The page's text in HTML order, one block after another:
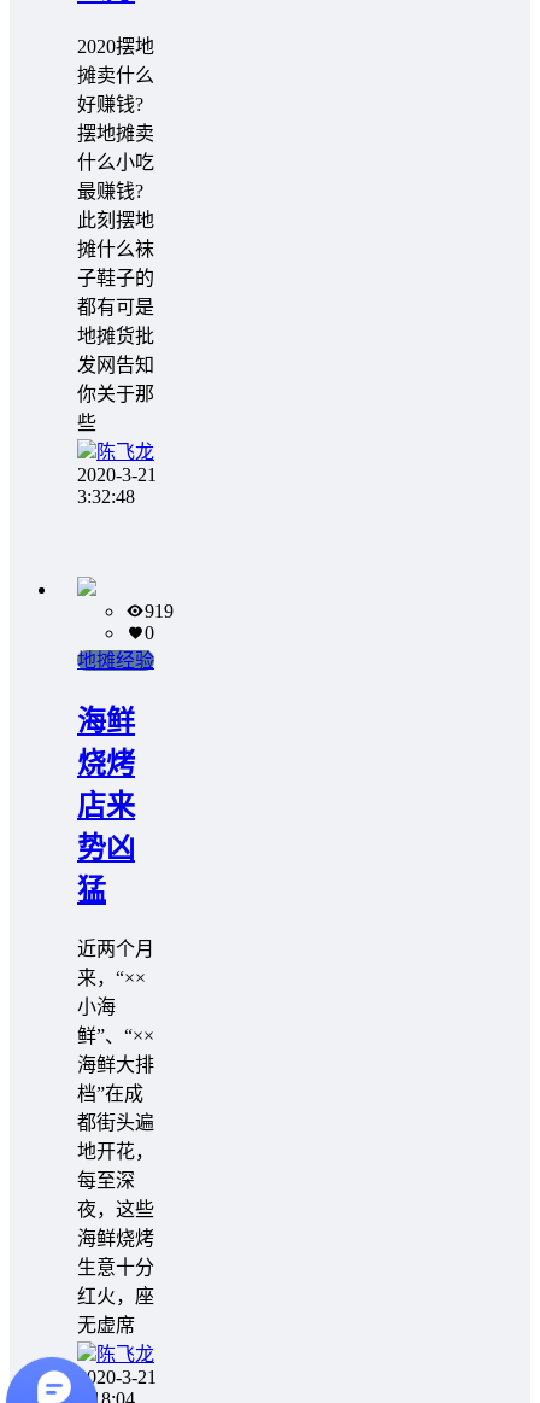
2020摆地
摊卖什么
好赚钱?
摆地摊卖
什么小吃
最赚钱?
此刻摆地
摊什么袜
子鞋子的
都有可是
地摊货批
发网告知
你关于那
些
陈飞龙
2020-3-21
3:32:48
919
0
地摊经验
海鲜
烧烤
店来
势凶
猛
近两个月
来，“××
小海
鲜”、“××
海鲜大排
档”在成
都街头遍
地开花，
每至深
夜，这些
海鲜烧烤
生意十分
红火，座
无虚席
陈飞龙
2020-3-21
3:18:04